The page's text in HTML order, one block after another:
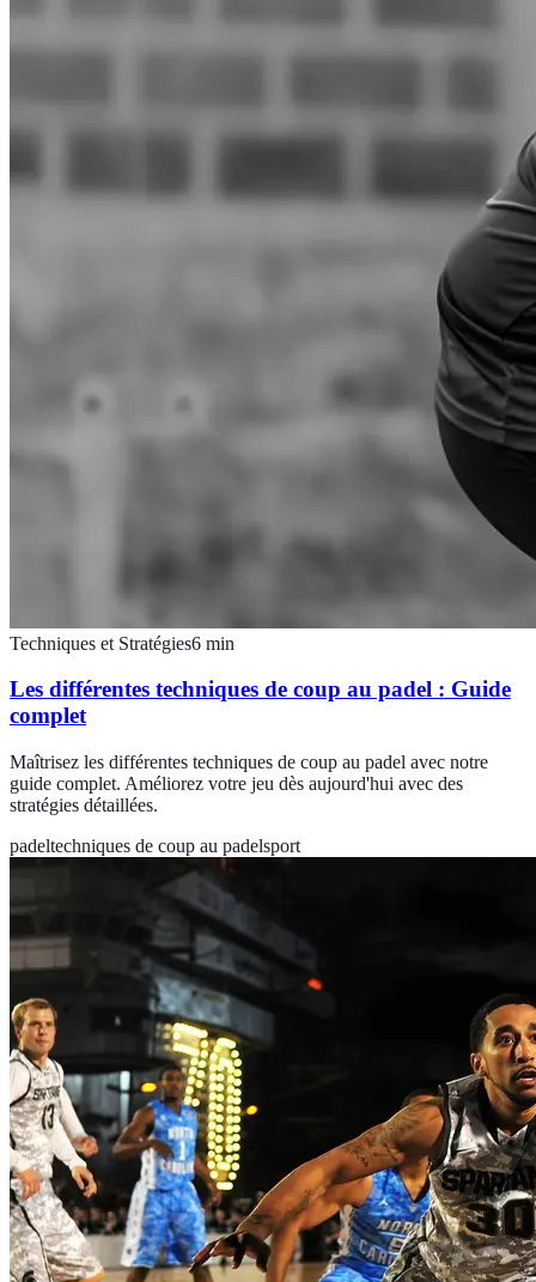
Techniques et Stratégies6 min
Les différentes techniques de coup au padel : Guide
complet
Maîtrisez les différentes techniques de coup au padel avec notre
guide complet. Améliorez votre jeu dès aujourd'hui avec des
stratégies détaillées.
padeltechniques de coup au padelsport